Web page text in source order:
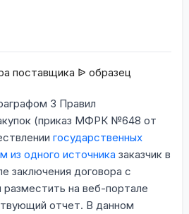
3 Правил
(приказ МФРК №648 от
государственных
из одного источника заказчик в
заключения договора с
разместить на веб-портале
отчет. В данном